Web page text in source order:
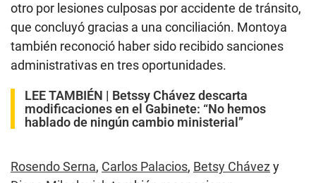
otro por lesiones culposas por accidente de tránsito,
que concluyó gracias a una conciliación. Montoya
también reconoció haber sido recibido sanciones
administrativas en tres oportunidades.
LEE TAMBIÉN | Betssy Chávez descarta
modificaciones en el Gabinete: “No hemos
hablado de ningún cambio ministerial”
Rosendo Serna, Carlos Palacios, Betsy Chávezy